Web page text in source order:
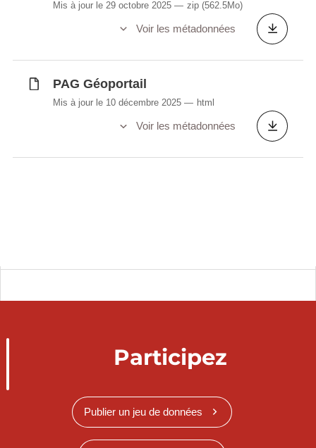
Mis à jour le 29 octobre 2025 zip (562.5Mo)
Voir les métadonnées
PAG Géoportail
Mis à jour le 10 décembre 2025 html
Voir les métadonnées
Participez
Publier un jeu de données